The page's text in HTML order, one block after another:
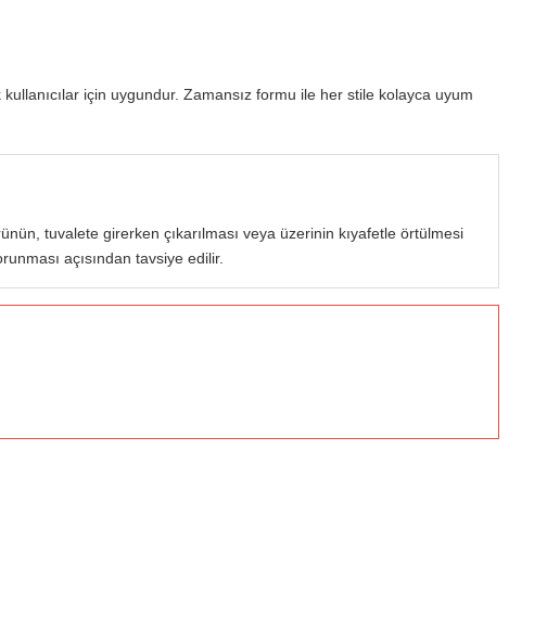
için uygundur. Zamansız formu ile her stile kolayca uyum
tuvalete girerken çıkarılması veya üzerinin kıyafetle örtülmesi
açısından tavsiye edilir.